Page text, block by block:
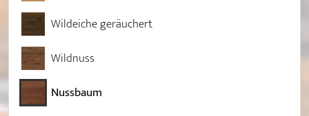
Wildeiche geräuchert
Wildnuss
Nussbaum